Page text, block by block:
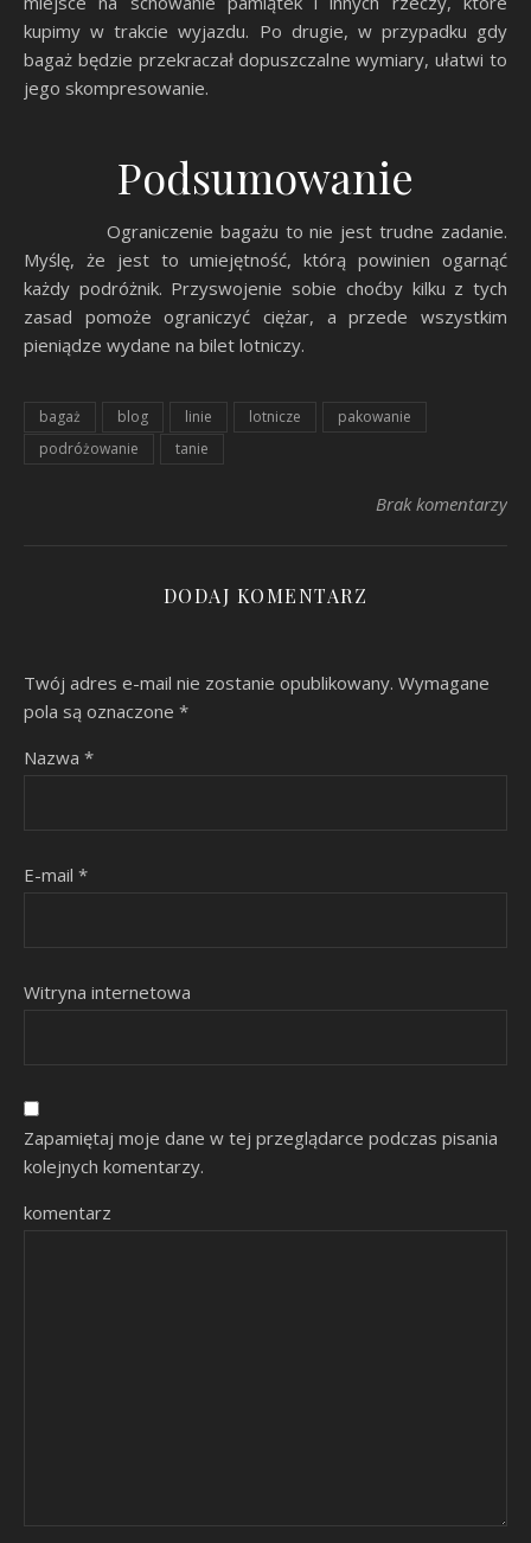
kupimy w trakcie wyjazdu. Po drugie, w przypadku gdy
bagaż będzie przekraczał dopuszczalne wymiary, ułatwi to
jego skompresowanie.
Podsumowanie
Ograniczenie bagażu to nie jest trudne zadanie.
Myślę, że jest to umiejętność, którą powinien ogarnąć
każdy podróżnik. Przyswojenie sobie choćby kilku z tych
zasad pomoże ograniczyć ciężar, a przede wszystkim
pieniądze wydane na bilet lotniczy.
bagaż blog linie lotnicze
pakowanie
podróżowanie
tanie
Brak komentarzy
DODAJ KOMENTARZ
Twój adres e-mail nie zostanie opublikowany. Wymagane
pola są oznaczone *
Nazwa *
E-mail *
Witryna internetowa
Zapamiętaj moje dane w tej przeglądarce podczas pisania
kolejnych komentarzy.
komentarz